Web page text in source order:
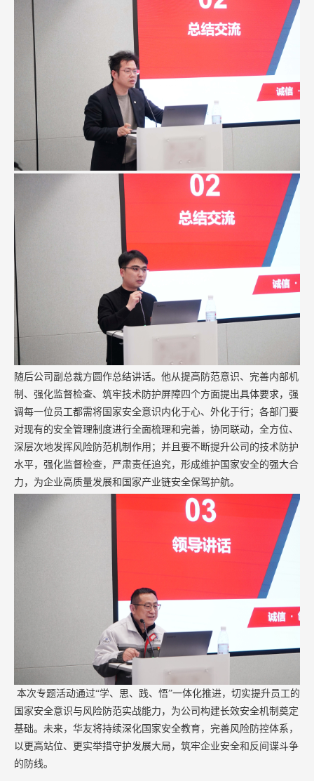
随后公司副总裁方圆作总结讲话。他从提高防范意识、完善内部机
制、强化监督检查、筑牢技术防护屏障四个方面提出具体要求，强
调每一位员工都需将国家安全意识内化于心、外化于行；各部门要
对现有的安全管理制度进行全面梳理和完善，协同联动，全方位、
深层次地发挥风险防范机制作用；并且要不断提升公司的技术防护
水平，强化监督检查，严肃责任追究，形成维护国家安全的强大合
力， 为企业高质量发展和国家产业链安全保驾护航。
本次专题活动通过“学、思、践、悟”一体化推进，切实提升员工的
国家安全意识与风险防范实战能力，为公司构建长效安全机制奠定
基础。未来，华友将持续深化国家安全教育，完善风险防控体系，
以更高站位、更实举措守护发展大局，筑牢企业安全和反间谍斗争
的防线。